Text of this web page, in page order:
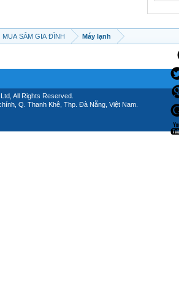
MUA SẮM GIA ĐÌNH Máy lạnh
All Rights Reserved.
Q. Thanh Khê, Thp. Đà Nẵng, Việt Nam.